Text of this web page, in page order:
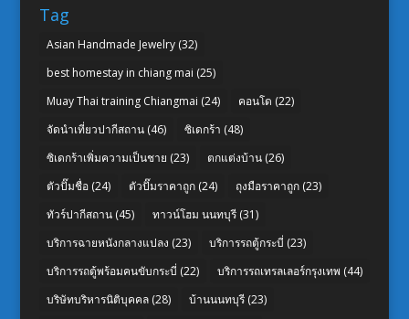
Tag
Asian Handmade Jewelry(32)
best homestay in chiang mai (25)
Muay Thai training Chiangmai (24) คอนโด (22)
จัดนำเที่ยวปากีสถาน(46) ซิเดกร้า (48)
ซิเดกร้าเพิ่มความเป็นชาย (23) ตกแต่งบ้าน(26)
ตัวปั๊มชื่อ(24) ตัวปั๊มราคาถูก(24) ถุงมือราคาถูก(23)
ทัวร์ปากีสถาน(45) ทาวน์โฮม นนทบุรี(31)
บริการฉายหนังกลางแปลง (23) บริการรถตู้กระบี่ (23)
บริการรถตู้พร้อมคนขับกระบี่ (22) บริการรถเทรลเลอร์กรุงเทพ (44)
บริษัทบริหารนิติบุคคล(28) บ้านนนทบุรี(23)